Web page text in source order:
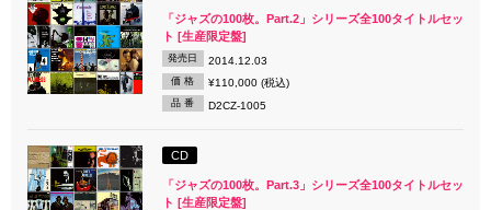
「ジャズの100枚。Part.2」シリーズ全100タイトルセッ
ト [生産限定盤]
発売日 2014.12.03
価 格 ¥110,000 (税込)
品 番 D2CZ-1005
CD
「ジャズの100枚。Part.3」シリーズ全100タイトルセッ
ト [生産限定盤]